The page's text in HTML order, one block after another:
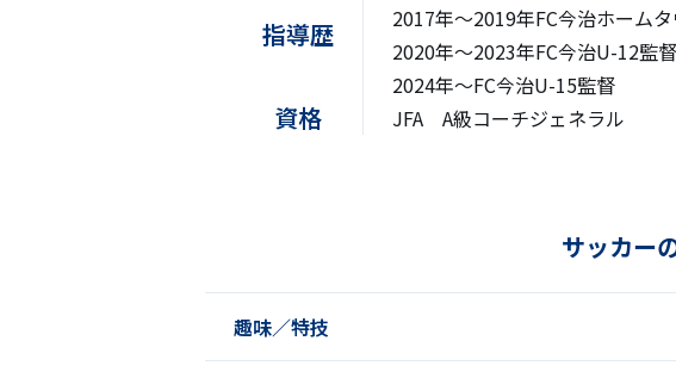
指導歴
2017年〜2019年FC今治ホーム
2020年〜2023年FC今治U-12監督
2024年〜FC今治U-15監督
資格 JFA A級コーチジェネラル
サッカー
趣味／特技